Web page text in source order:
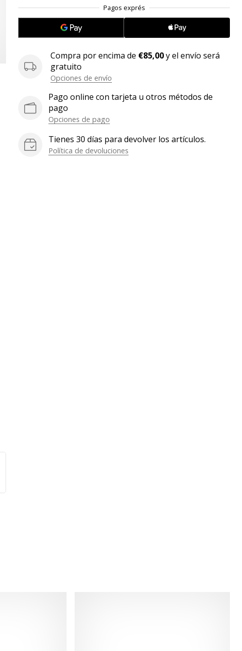
Compra por encima de €85,00y el envío será
gratuito
Opciones de envío
Pago online con tarjeta u otros métodos de
pago
Opciones de pago
Tienes 30 días para devolver los artículos.
Política de devoluciones